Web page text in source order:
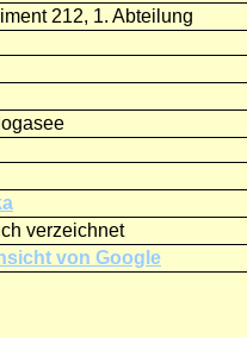
212, 1. Abteilung
verzeichnet
von Google